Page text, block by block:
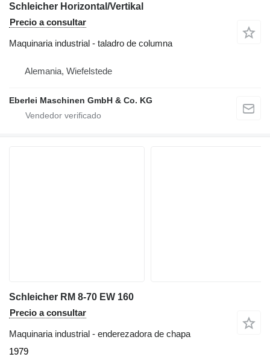
Schleicher Horizontal/Vertikal
Precio a consultar
Maquinaria industrial - taladro de columna
Alemania, Wiefelstede
Eberlei Maschinen GmbH & Co. KG
Schleicher RM 8-70 EW 160
Precio a consultar
Maquinaria industrial - enderezadora de chapa
1979